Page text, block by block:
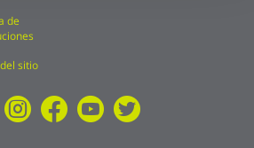
de
sitio